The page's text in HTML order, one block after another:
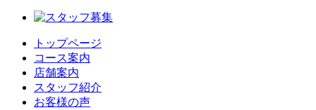
トップページ
コース案内
店舗案内
スタッフ紹介
お客様の声